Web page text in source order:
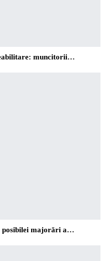
muncitorii…
posibilei majorări a…